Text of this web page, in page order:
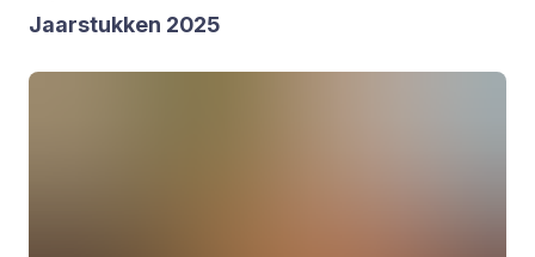
Jaar­stuk­ken 2025